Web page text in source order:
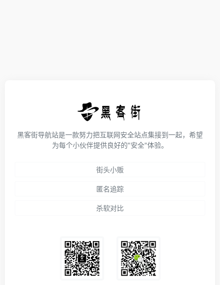
黑客街导航站是一款努力把互联网安全站点集接到一起，希望
为每个小伙伴提供良好的"安全"体验。
街头小贩
匿名追踪
杀软对比